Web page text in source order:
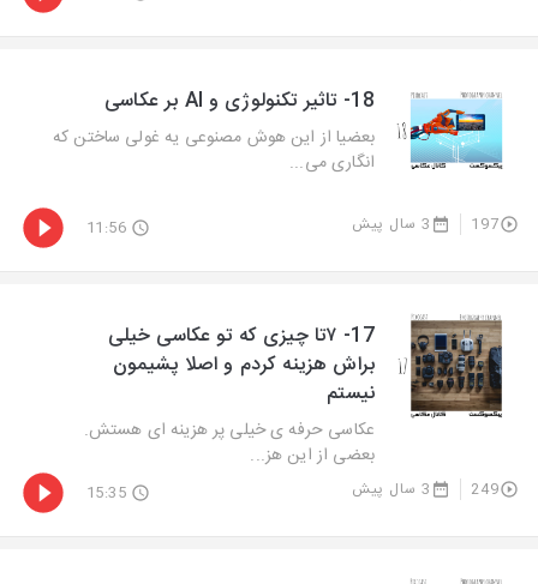
18- تاثیر تکنولوژی و AI بر عکاسی
بعضیا از این هوش مصنوعی یه غولی ساختن که
انگاری می...
197 3 سال پیش 11:56
17- ۷تا چیزی که تو عکاسی خیلی
براش هزینه کردم و اصلا پشیمون
نیستم
عکاسی حرفه ی خیلی پر هزینه ای هستش.
بعضی از این هز...
249 3 سال پیش 15:35